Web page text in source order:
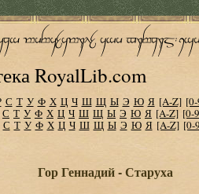
RoyalLib.com
С Т У Ф Х Ц Ч Ш Щ Ы Э Ю Я [A-Z]
С Т У Ф Х Ц Ч Ш Щ Ы Э Ю Я [A-Z] [0-
С Т У Ф Х Ц Ч Ш Щ Ы Э Ю Я [A-Z] [0-
Гор Геннадий - Старуха